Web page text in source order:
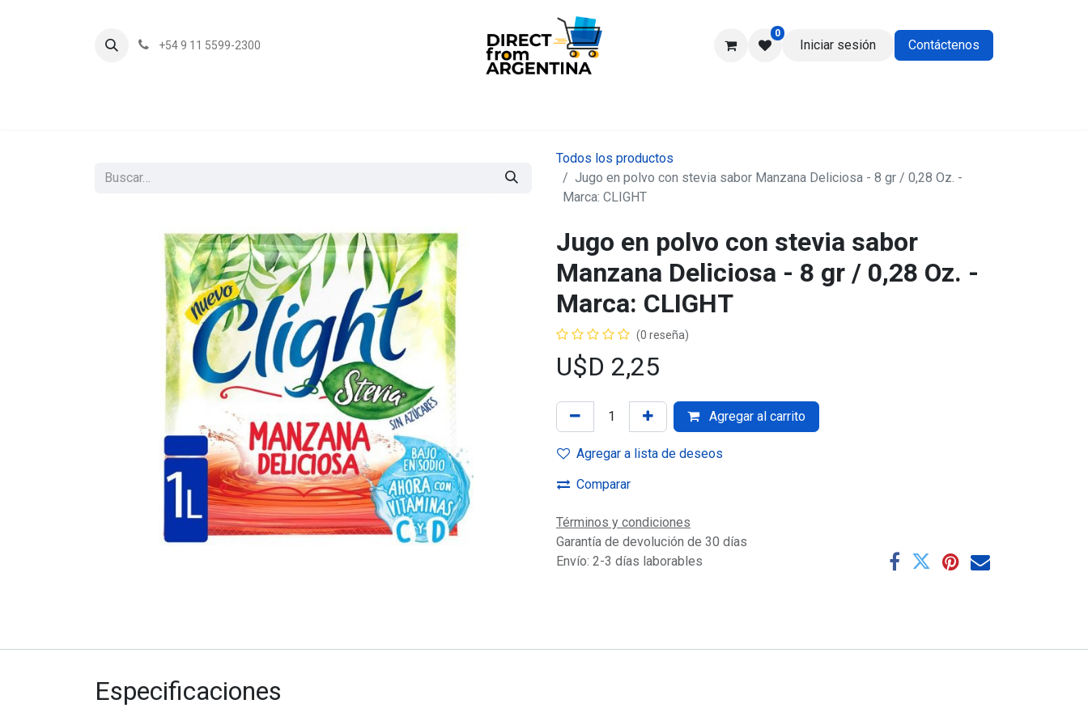
+54 9 11 5599-2300
0
Iniciar sesión Contáctenos
Todos los productos
Jugo en polvo con stevia sabor Manzana Deliciosa - 8 gr / 0,28 Oz. -
Marca: CLIGHT
Jugo en polvo con stevia sabor
Manzana Deliciosa - 8 gr / 0,28 Oz. -
Marca: CLIGHT
(0 reseña)
U$D 2,25
Agregar al carrito
Agregar a lista de deseos
Comparar
Términos y condiciones
Garantía de devolución de 30 días
Envío: 2-3 días laborables
Especificaciones